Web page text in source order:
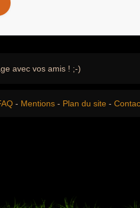
avec vos amis ! ;-)
- Mentions - Plan du site -